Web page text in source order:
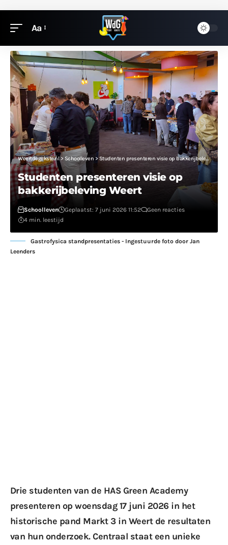
Aa
Weertdegekste.nl> Schoolleven > Studenten presenteren visie op bakkerijbeleving Weert
Studenten presenteren visie op
bakkerijbeleving Weert
Schoolleven Geplaatst: 7 juni 2026 11:52
Geen reacties
4 min. leestijd
Gastrofysica standpresentaties - Ingestuurde foto door Jan
Leenders
Drie studenten van de HAS Green Academy
presenteren op woensdag 17 juni 2026 in het
historische pand Markt 3 in Weert de resultaten
van hun onderzoek. Centraal staat een unieke